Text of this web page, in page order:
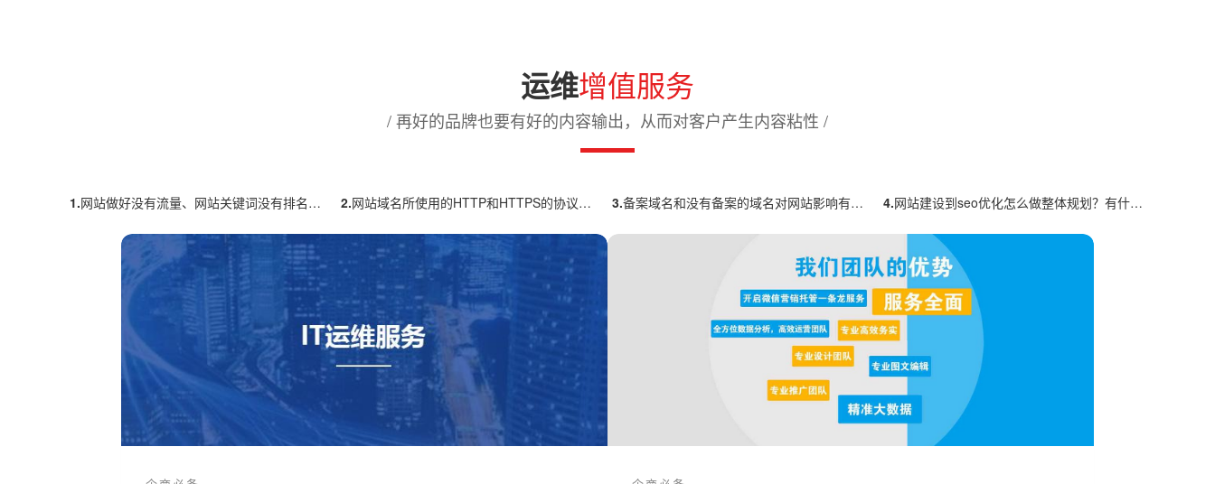
运维增值服务
/ 再好的品牌也要有好的内容输出，从而对客户产生内容粘性 /
1.网站做好没有流量、网站关键词没有排名怎么办？ 2.网站域名所使用的HTTP和HTTPS的协议有什么不同？哪种协议更加安全更有优势 3.备案域名和没有备案的域名对网站影响有多大？ 4.网站建设到seo优化怎么做整体规划？有什么思路？